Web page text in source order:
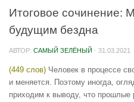
Итоговое сочинение:
будущим бездна
АВТОР: САМЫЙ ЗЕЛЁНЫЙ · 31.03.2021
(449 слов) Человек в процессе
и меняется. Поэтому иногда,
приходим к выводу, что прошлые